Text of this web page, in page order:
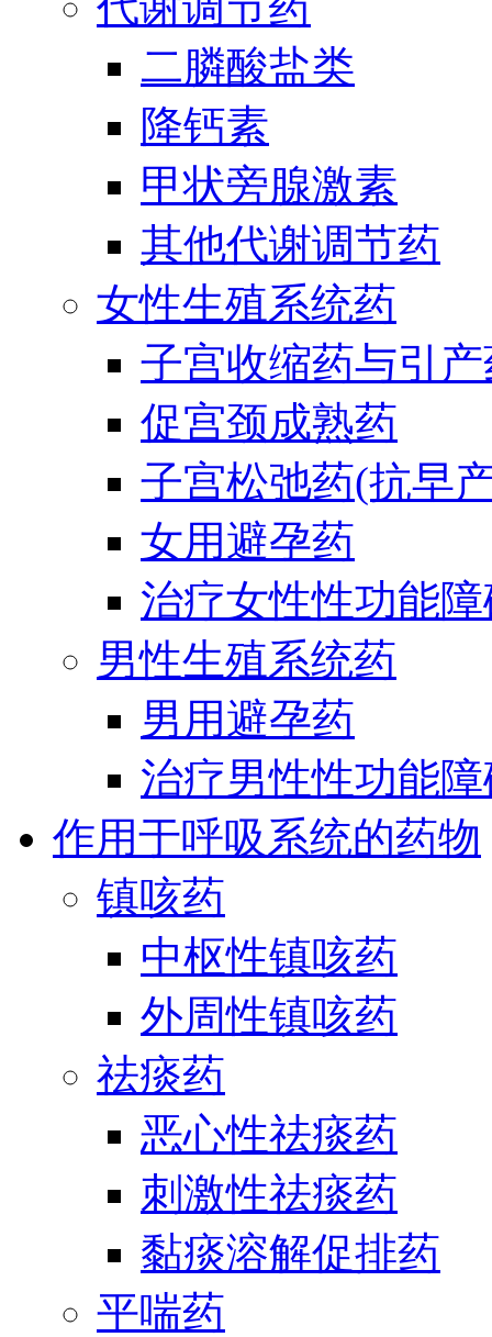
二膦酸盐类
降钙素
甲状旁腺激素
其他代谢调节药
女性生殖系统药
子宫收缩药与引
促宫颈成熟药
子宫松弛药(抗早
女用避孕药
治疗女性性功能
男性生殖系统药
男用避孕药
治疗男性性功能
作用于呼吸系统的药物
镇咳药
中枢性镇咳药
外周性镇咳药
祛痰药
恶心性祛痰药
刺激性祛痰药
黏痰溶解促排药
平喘药